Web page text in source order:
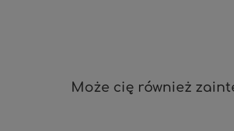
Może cię również